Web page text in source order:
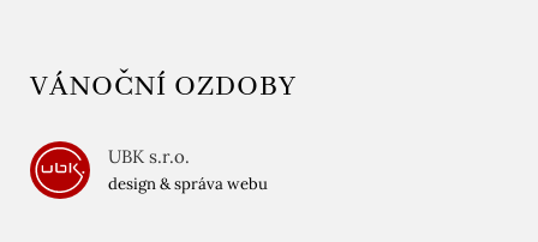
VÁNOČNÍ OZDOBY
UBK s.r.o.
design & správa webu